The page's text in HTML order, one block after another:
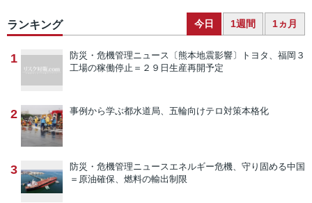
ランキング 今日 1週間 1ヵ月
1 防災・危機管理ニュース 〔熊本地震影響〕トヨタ、福岡３
工場の稼働停止＝２９日生産再開予定
2 事例から学ぶ都水道局、五輪向けテロ対策本格化
3 防災・危機管理ニュースエネルギー危機、守り固める中国
＝原油確保、燃料の輸出制限